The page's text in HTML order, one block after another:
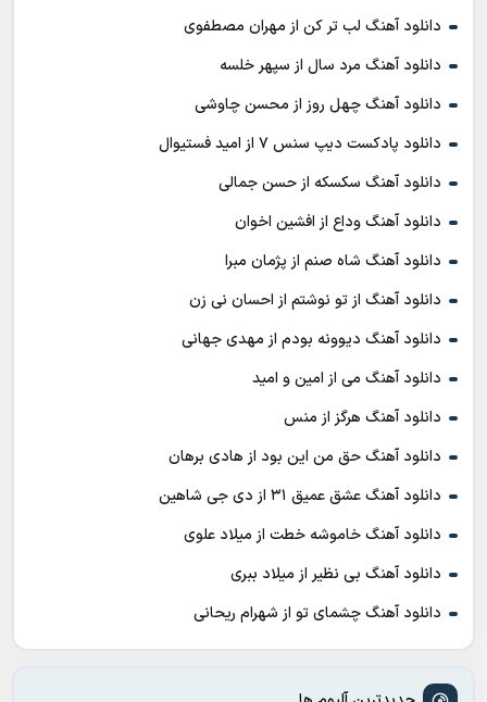
دانلود آهنگ لب تر کن از مهران مصطفوی
دانلود آهنگ مرد سال از سپهر خلسه
دانلود آهنگ چهل روز از محسن چاوشی
دانلود پادکست ديپ سنس ۷ از اميد فستيوال
دانلود آهنگ سکسکه از حسن جمالی
دانلود آهنگ وداع از افشين اخوان
دانلود آهنگ شاه صنم از پژمان مبرا
دانلود آهنگ از تو نوشتم از احسان نی زن
دانلود آهنگ دیوونه بودم از مهدی جهانی
دانلود آهنگ می از امین و امید
دانلود آهنگ هرگز از منس
دانلود آهنگ حق من این بود از هادی برهان
دانلود آهنگ عشق عمیق ۳۱ از دی جی شاهین
دانلود آهنگ خاموشه خطت از میلاد علوی
دانلود آهنگ بی نظیر از میلاد ببری
دانلود آهنگ چشمای تو از شهرام ریحانی